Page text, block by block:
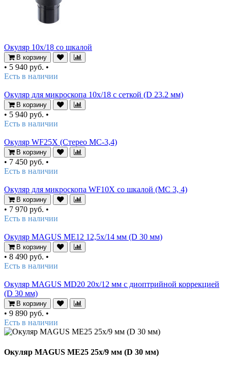
Окуляр 10х/18 со шкалой
В корзину
• 5 940 руб. •
Есть в наличии
Окуляр для микроскопа 10x/18 с сеткой (D 23.2 мм)
В корзину
• 5 940 руб. •
Есть в наличии
Окуляр WF25X (Стерео МС-3,4)
В корзину
• 7 450 руб. •
Есть в наличии
Окуляр для микроскопа WF10X со шкалой (MC 3, 4)
В корзину
• 7 970 руб. •
Есть в наличии
Окуляр MAGUS ME12 12,5х/14 мм (D 30 мм)
В корзину
• 8 490 руб. •
Есть в наличии
Окуляр MAGUS MD20 20х/12 мм с диоптрийной коррекцией
(D 30 мм)
В корзину
• 9 890 руб. •
Есть в наличии
Окуляр MAGUS ME25 25х/9 мм (D 30 мм)